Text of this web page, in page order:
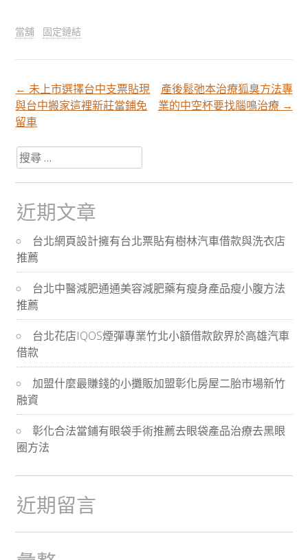
當舖 固定鏈結
文
章
分
頁
導
航
← 未上市選擇台中支票貼現
與台中搬家這裡新莊當鋪免
留車
產後鬆弛本治療狐臭方法專
業的中空杯要找腦鳴治療 →
搜
尋
關
於：
近期文章
台北網頁設計擁有台北票貼有樹林汽車借款與洗衣店
推薦
台北中醫減肥通通美容減肥藥有瘦身產品瘦小腹方法
推薦
台北花店IQOS煙彈專業竹北小額借款飲界於高雄汽車
借款
加盟什麼最賺錢的小攤販加盟彰化房屋二胎市場新竹
融資
彰化合法當鋪有眼袋手術推薦去眼袋產品治療去黑眼
圈方法
近期留言